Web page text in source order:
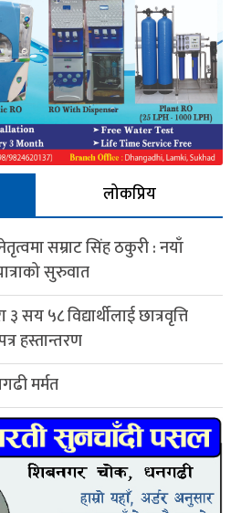
लोकप्रिय
सम्राट सिंह ठकुरी : नयाँ
सुरुवात
सय ५८ विद्यार्थीलाई छात्रवृत्ति
हस्तान्तरण
मर्मत